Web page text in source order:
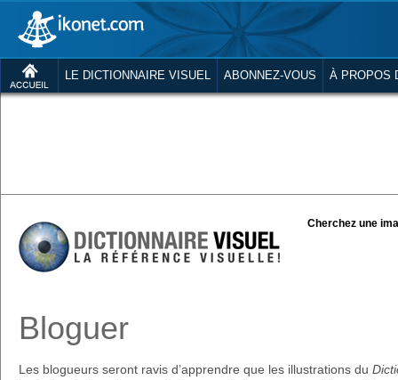
LE DICTIONNAIRE VISUEL ABONNEZ-VOUS À PROPOS
Cherchez une
Bloguer
Les blogueurs seront ravis d’apprendre que les illustrations du